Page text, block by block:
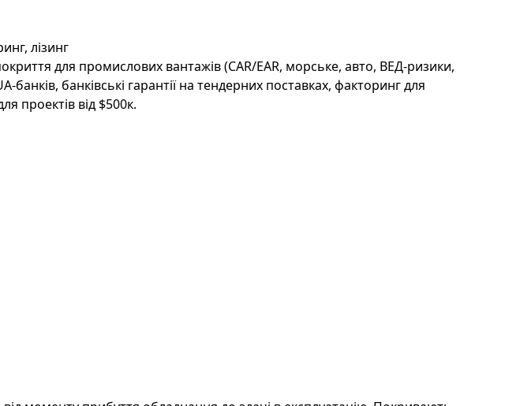
лізинг
для промислових вантажів (CAR/EAR, морське, авто, ВЕД-ризики,
банківські гарантії на тендерних поставках, факторинг для
проектів від $500к.